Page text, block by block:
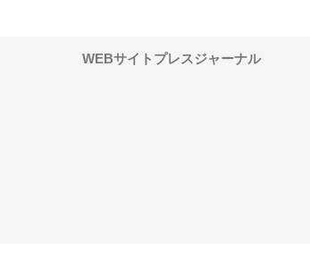
WEBサイトプレスジャーナル